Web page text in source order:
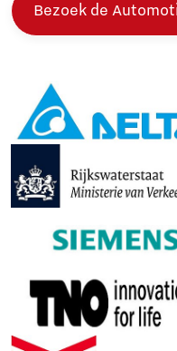
Bezoek de